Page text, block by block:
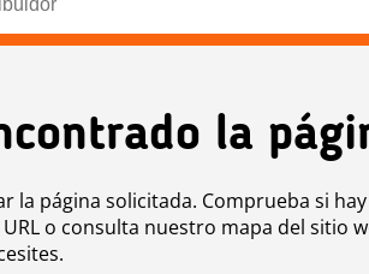
la
la página solicitada. Comprueba si hay
o consulta nuestro mapa del sitio